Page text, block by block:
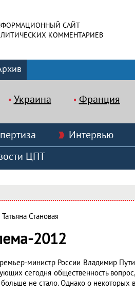
САЙТ
КОММЕНТАРИЕВ
Украина Франция
Интервью
ЦПТ
Становая
2012
министр России Владимир
сегодня общественность
больше не стало. Однако о некоторых